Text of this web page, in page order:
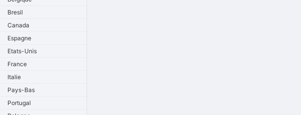
Bresil
Canada
Espagne
Etats-Unis
France
Italie
Pays-Bas
Portugal